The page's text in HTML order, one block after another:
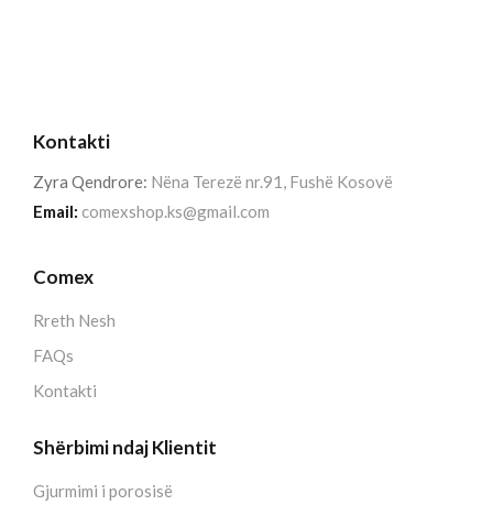
Kontakti
Zyra Qendrore: Nëna Terezë nr.91, Fushë Kosovë
Email: comexshop.ks@gmail.com
Comex
Rreth Nesh
FAQs
Kontakti
Shërbimi ndaj Klientit
Gjurmimi i porosisë